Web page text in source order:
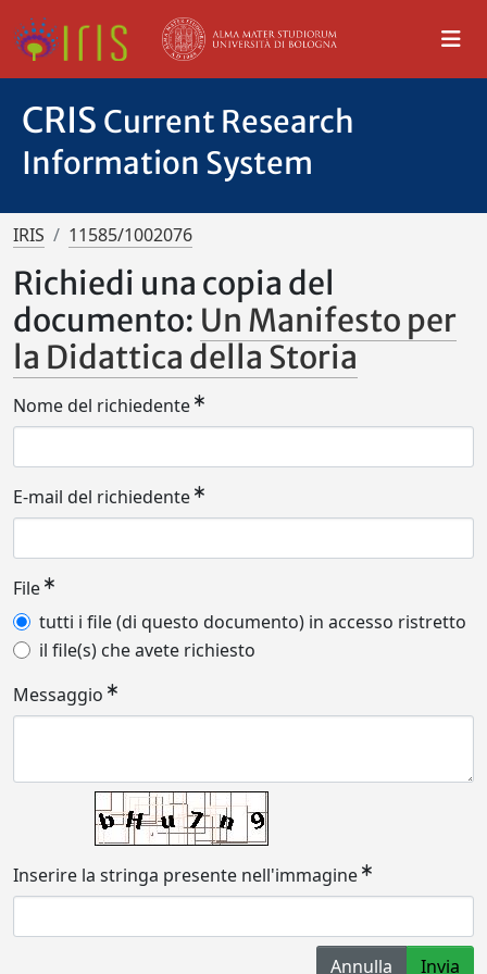
CRIS Current Research
Information System
IRIS 11585/1002076
Richiedi una copia del
documento: Un Manifesto per
la Didattica della Storia
Nome del richiedente
E-mail del richiedente
File
tutti i file (di questo documento) in accesso ristretto
il file(s) che avete richiesto
Messaggio
Inserire la stringa presente nell'immagine
Annulla Invia